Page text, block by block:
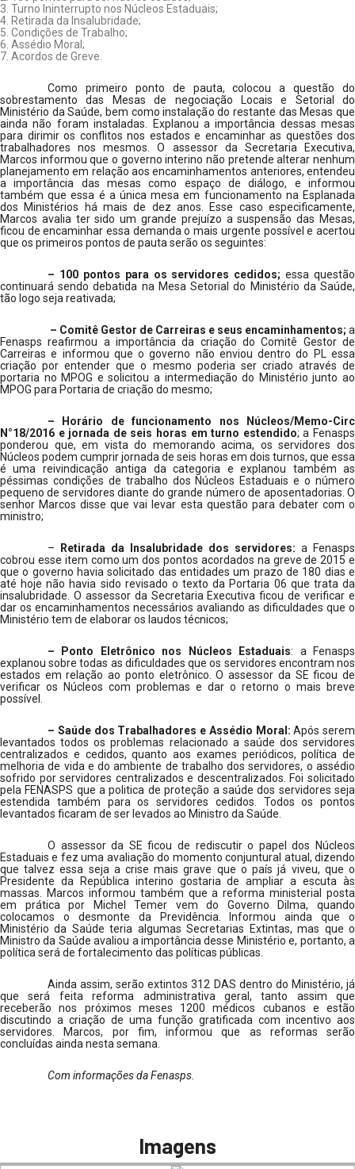
3. Turno Ininterrupto nos Núcleos Estaduais;
4. Retirada da Insalubridade;
5. Condições de Trabalho;
6. Assédio Moral;
7. Acordos de Greve.
Como primeiro ponto de pauta, colocou a questão do
sobrestamento das Mesas de negociação Locais e Setorial do
Ministério da Saúde, bem como instalação do restante das Mesas que
ainda não foram instaladas. Explanou a importância dessas mesas
para dirimir os conflitos nos estados e encaminhar as questões dos
trabalhadores nos mesmos. O assessor da Secretaria Executiva,
Marcos informou que o governo interino não pretende alterar nenhum
planejamento em relação aos encaminhamentos anteriores, entendeu
a importância das mesas como espaço de diálogo, e informou
também que essa é a única mesa em funcionamento na Esplanada
dos Ministérios há mais de dez anos. Esse caso especificamente,
Marcos avalia ter sido um grande prejuízo a suspensão das Mesas,
ficou de encaminhar essa demanda o mais urgente possível e acertou
que os primeiros pontos de pauta serão os seguintes:
– 100 pontos para os servidores cedidos;essa questão
continuará sendo debatida na Mesa Setorial do Ministério da Saúde,
tão logo seja reativada;
– Comitê Gestor de Carreiras e seus encaminhamentos; a
Fenasps reafirmou a importância da criação do Comitê Gestor de
Carreiras e informou que o governo não enviou dentro do PL essa
criação por entender que o mesmo poderia ser criado através de
portaria no MPOG e solicitou a intermediação do Ministério junto ao
MPOG para Portaria de criação do mesmo;
– Horário de funcionamento nos Núcleos/Memo-Circ
N°18/2016 e jornada de seis horas em turno estendido; a Fenasps
ponderou que, em vista do memorando acima, os servidores dos
Núcleos podem cumprir jornada de seis horas em dois turnos, que essa
é uma reivindicação antiga da categoria e explanou também as
péssimas condições de trabalho dos Núcleos Estaduais e o número
pequeno de servidores diante do grande número de aposentadorias. O
senhor Marcos disse que vai levar esta questão para debater com o
ministro;
– Retirada da Insalubridade dos servidores: a Fenasps
cobrou esse item como um dos pontos acordados na greve de 2015 e
que o governo havia solicitado das entidades um prazo de 180 dias e
até hoje não havia sido revisado o texto da Portaria 06 que trata da
insalubridade. O assessor da Secretaria Executiva ficou de verificar e
dar os encaminhamentos necessários avaliando as dificuldades que o
Ministério tem de elaborar os laudos técnicos;
– Ponto Eletrônico nos Núcleos Estaduais: a Fenasps
explanou sobre todas as dificuldades que os servidores encontram nos
estados em relação ao ponto eletrônico. O assessor da SE ficou de
verificar os Núcleos com problemas e dar o retorno o mais breve
possível.
– Saúde dos Trabalhadores e Assédio Moral:Após serem
levantados todos os problemas relacionado a saúde dos servidores
centralizados e cedidos, quanto aos exames periódicos, política de
melhoria de vida e do ambiente de trabalho dos servidores, o assédio
sofrido por servidores centralizados e descentralizados. Foi solicitado
pela FENASPS que a politica de proteção a saúde dos servidores seja
estendida também para os servidores cedidos. Todos os pontos
levantados ficaram de ser levados ao Ministro da Saúde.
O assessor da SE ficou de rediscutir o papel dos Núcleos
Estaduais e fez uma avaliação do momento conjuntural atual, dizendo
que talvez essa seja a crise mais grave que o país já viveu, que o
Presidente da República interino gostaria de ampliar a escuta às
massas. Marcos informou também que a reforma ministerial posta
em prática por Michel Temer vem do Governo Dilma, quando
colocamos o desmonte da Previdência. Informou ainda que o
Ministério da Saúde teria algumas Secretarias Extintas, mas que o
Ministro da Saúde avaliou a importância desse Ministério e, portanto, a
política será de fortalecimento das políticas públicas.
Ainda assim, serão extintos 312 DAS dentro do Ministério, já
que será feita reforma administrativa geral, tanto assim que
receberão nos próximos meses 1200 médicos cubanos e estão
discutindo a criação de uma função gratificada com incentivo aos
servidores. Marcos, por fim, informou que as reformas serão
concluídas ainda nesta semana.
Com informações da Fenasps.
Imagens